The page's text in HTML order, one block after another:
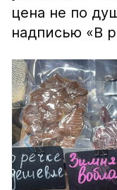
цена не по
надписью «В